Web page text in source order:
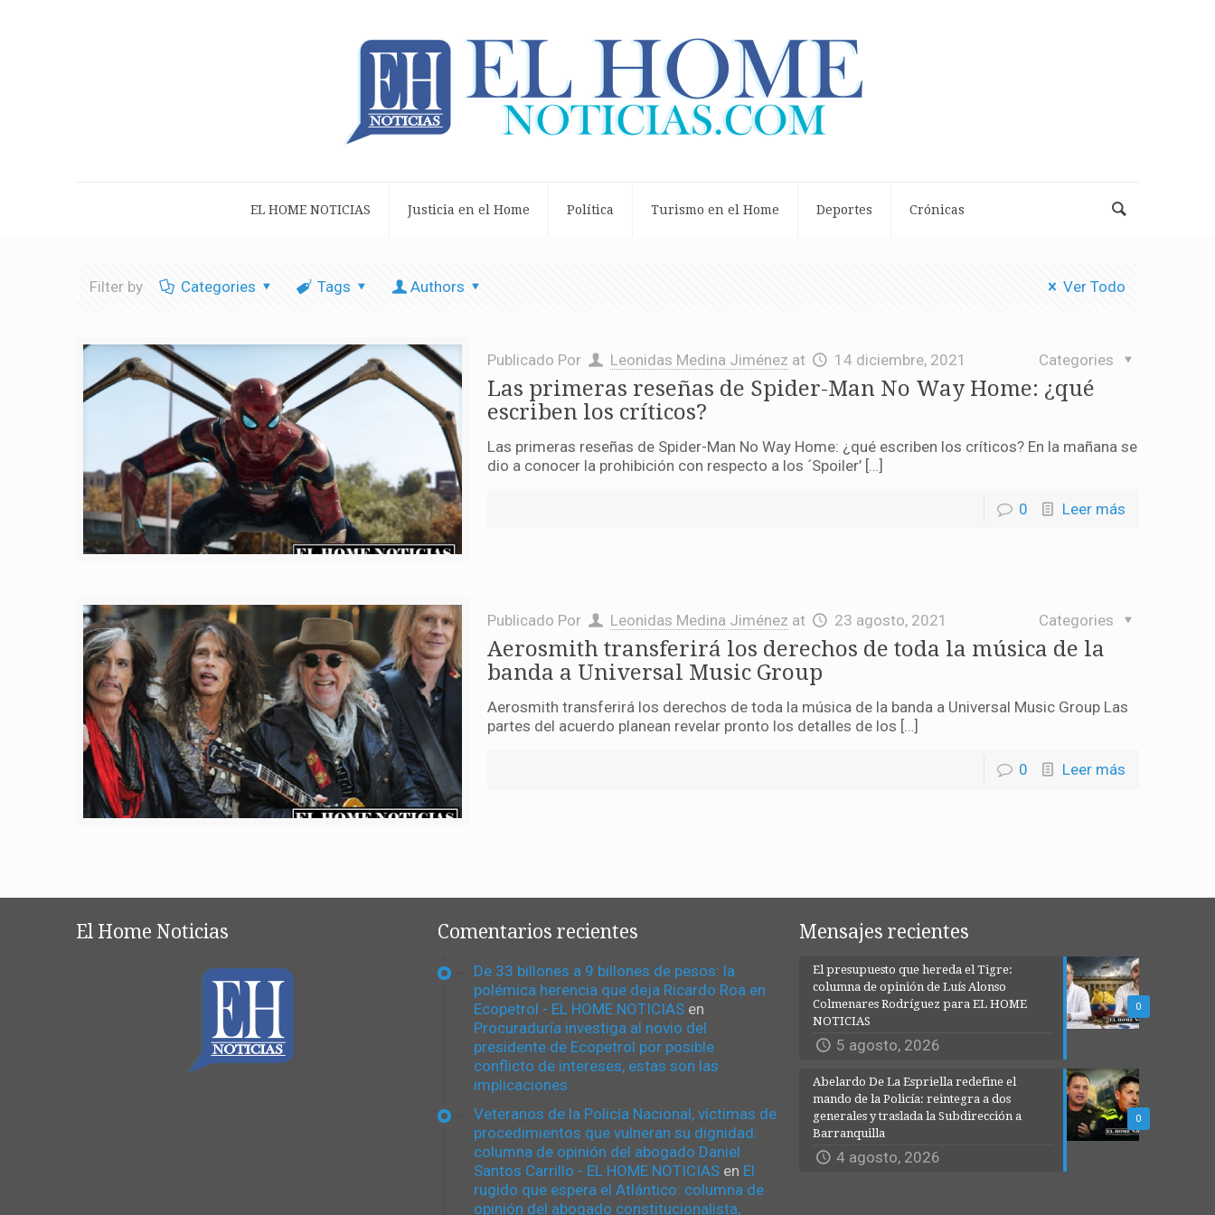
EL HOME NOTICIAS Justicia en el Home Política Turismo en el Home Deportes Crónicas
Filter by Categories Tags Authors Ver Todo
Publicado Por Leonidas Medina Jiménez at 14 diciembre, 2021 Categories
Las primeras reseñas de Spider-Man No Way Home: ¿qué
escriben los críticos?
Las primeras reseñas de Spider-Man No Way Home: ¿qué escriben los críticos? En la mañana se
dio a conocer la prohibición con respecto a los ´Spoiler’ […]
0 Leer más
Publicado Por Leonidas Medina Jiménez at 23 agosto, 2021 Categories
Aerosmith transferirá los derechos de toda la música de la
banda a Universal Music Group
Aerosmith transferirá los derechos de toda la música de la banda a Universal Music Group Las
partes del acuerdo planean revelar pronto los detalles de los […]
0 Leer más
El Home Noticias Comentarios recientes
De 33 billones a 9 billones de pesos: la
polémica herencia que deja Ricardo Roa en
Ecopetrol - EL HOME NOTICIASen
Procuraduría investiga al novio del
presidente de Ecopetrol por posible
conflicto de intereses, estas son las
implicaciones
Veteranos de la Policía Nacional, víctimas de
procedimientos que vulneran su dignidad:
columna de opinión del abogado Daniel
Santos Carrillo - EL HOME NOTICIASen El
rugido que espera el Atlántico: columna de
opinión del abogado constitucionalista,
Mensajes recientes
0
El presupuesto que hereda el Tigre:
columna de opinión de Luís Alonso
Colmenares Rodríguez para EL HOME
NOTICIAS
5 agosto, 2026
0
Abelardo De La Espriella redefine el
mando de la Policía: reintegra a dos
generales y traslada la Subdirección a
Barranquilla
4 agosto, 2026